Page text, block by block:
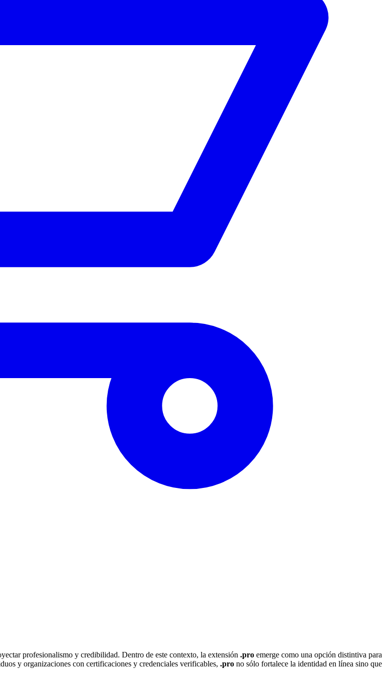
profesionalismo y credibilidad. Dentro de este contexto, la extensión .pro emerge como una opción distintiva para
y organizaciones con certificaciones y credenciales verificables, .pro no sólo fortalece la identidad en línea sino que